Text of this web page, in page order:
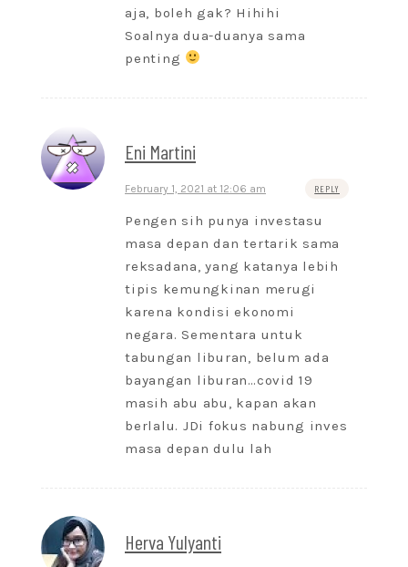
aja, boleh gak? Hihihi
Soalnya dua-duanya sama
penting
Eni Martini
February 1, 2021 at 12:06 am REPLY
Pengen sih punya investasu
masa depan dan tertarik sama
reksadana, yang katanya lebih
tipis kemungkinan merugi
karena kondisi ekonomi
negara. Sementara untuk
tabungan liburan, belum ada
bayangan liburan…covid 19
masih abu abu, kapan akan
berlalu. JDi fokus nabung inves
masa depan dulu lah
Herva Yulyanti